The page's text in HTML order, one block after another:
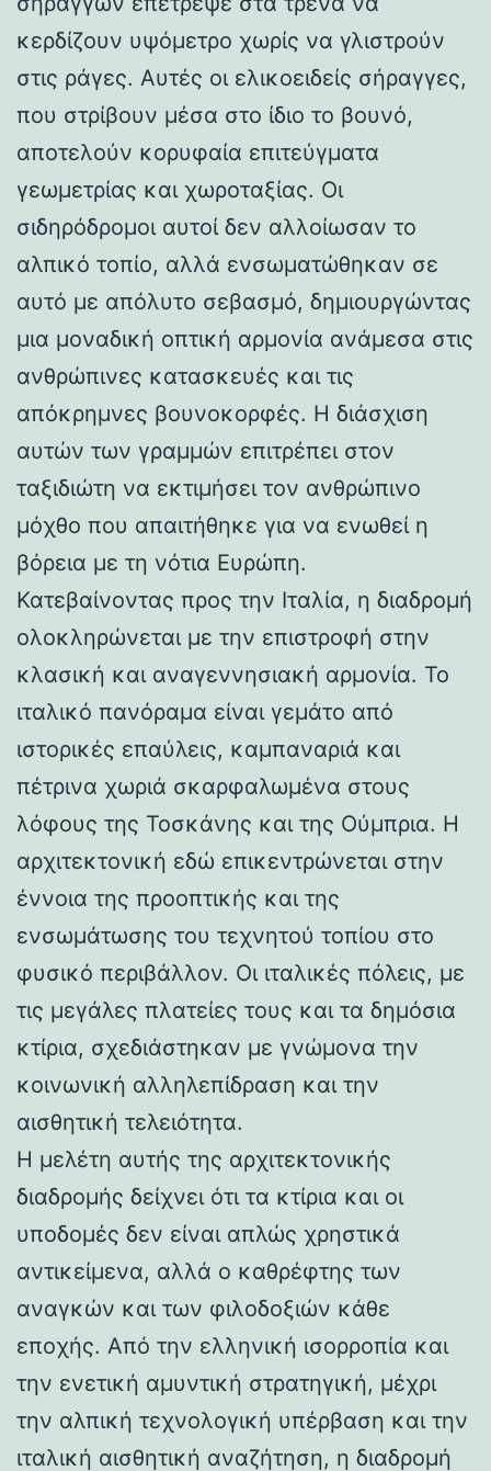
κερδίζουν υψόμετρο χωρίς να γλιστρούν
στις ράγες. Αυτές οι ελικοειδείς σήραγγες,
που στρίβουν μέσα στο ίδιο το βουνό,
αποτελούν κορυφαία επιτεύγματα
γεωμετρίας και χωροταξίας. Οι
σιδηρόδρομοι αυτοί δεν αλλοίωσαν το
αλπικό τοπίο, αλλά ενσωματώθηκαν σε
αυτό με απόλυτο σεβασμό, δημιουργώντας
μια μοναδική οπτική αρμονία ανάμεσα στις
ανθρώπινες κατασκευές και τις
απόκρημνες βουνοκορφές. Η διάσχιση
αυτών των γραμμών επιτρέπει στον
ταξιδιώτη να εκτιμήσει τον ανθρώπινο
μόχθο που απαιτήθηκε για να ενωθεί η
βόρεια με τη νότια Ευρώπη.
Κατεβαίνοντας προς την Ιταλία, η διαδρομή
ολοκληρώνεται με την επιστροφή στην
κλασική και αναγεννησιακή αρμονία. Το
ιταλικό πανόραμα είναι γεμάτο από
ιστορικές επαύλεις, καμπαναριά και
πέτρινα χωριά σκαρφαλωμένα στους
λόφους της Τοσκάνης και της Ούμπρια. Η
αρχιτεκτονική εδώ επικεντρώνεται στην
έννοια της προοπτικής και της
ενσωμάτωσης του τεχνητού τοπίου στο
φυσικό περιβάλλον. Οι ιταλικές πόλεις, με
τις μεγάλες πλατείες τους και τα δημόσια
κτίρια, σχεδιάστηκαν με γνώμονα την
κοινωνική αλληλεπίδραση και την
αισθητική τελειότητα.
Η μελέτη αυτής της αρχιτεκτονικής
διαδρομής δείχνει ότι τα κτίρια και οι
υποδομές δεν είναι απλώς χρηστικά
αντικείμενα, αλλά ο καθρέφτης των
αναγκών και των φιλοδοξιών κάθε
εποχής. Από την ελληνική ισορροπία και
την ενετική αμυντική στρατηγική, μέχρι
την αλπική τεχνολογική υπέρβαση και την
ιταλική αισθητική αναζήτηση, η διαδρομή